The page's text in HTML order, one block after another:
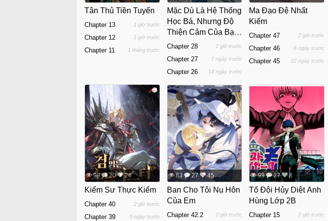
Tân Thủ Tiền Tuyến
Chapter 13 1 giờ trước
Chapter 12 1 giờ trước
Chapter 11 1 tháng trước
Mặc Dù Là Hệ Thống
Học Bá, Nhưng Độ
Thiện Cảm Của Bạn
Học Tiểu Tô Lại
Lên
Chapter 28 2 giờ trước
Chapter 27 7 ngày trước
Chapter 26 14 ngày trước
Ma Đạo Đệ Nhất
Kiếm
Chapter 47 2 giờ trước
Chapter 46 8 ngày trước
Chapter 45 22 ngày trước
99 20 26
Kiếm Sư Thực Kiếm
Chapter 40 2 giờ trước
Chapter 39 3 ngày trước
83 27 45
Ban Cho Tôi Nụ Hôn
Của Em
Chapter 42.2 2 giờ trước
99 27 8
Tổ Đội Hủy Diệt Anh
Hùng Lớp 2B
Chapter 15 2 giờ trước